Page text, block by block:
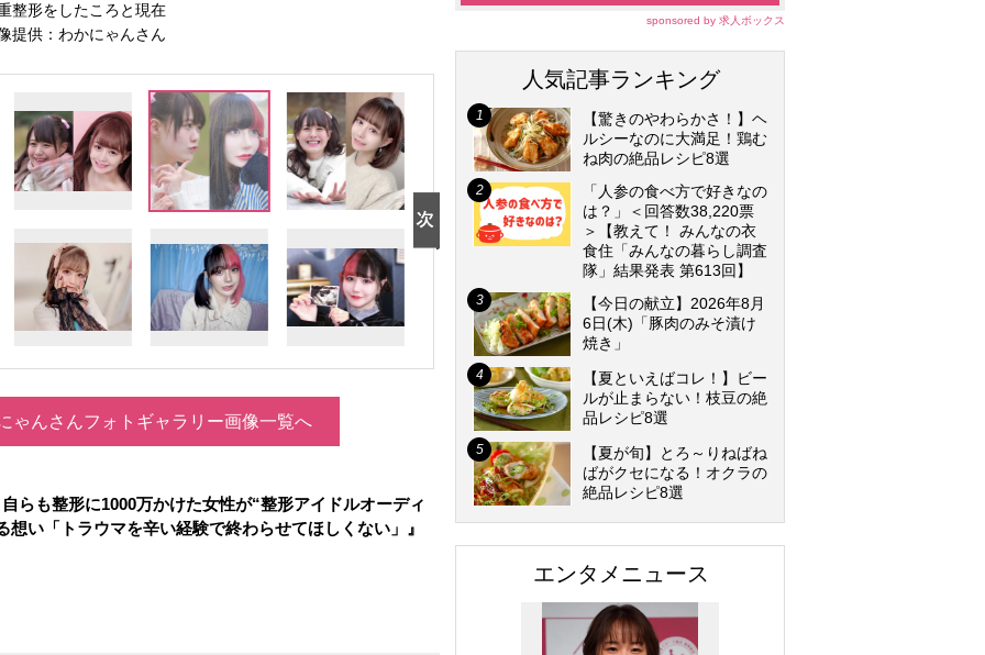
整形をしたころと現在
提供：わかにゃんさん
ゃんさんフォトギャラリー画像一覧へ
らも整形に1000万かけた女性が“整形アイドルオーディ
想い「トラウマを辛い経験で終わらせてほしくない」』
sponsored by 求人ボックス
人気記事ランキング
【驚きのやわらかさ！】ヘ
ルシーなのに大満足！鶏む
ね肉の絶品レシピ8選
「人参の食べ方で好きなの
は？」＜回答数38,220票
＞【教えて！ みんなの衣
食住「みんなの暮らし調査
隊」結果発表 第613回】
【今日の献立】2026年8月
6日(木)「豚肉のみそ漬け
焼き」
【夏といえばコレ！】ビー
ルが止まらない！枝豆の絶
品レシピ8選
【夏が旬】とろ～りねばね
ばがクセになる！オクラの
絶品レシピ8選
エンタメニュース